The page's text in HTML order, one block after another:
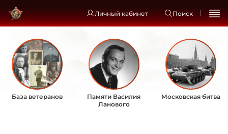
Личный кабинет Поиск
База ветеранов
Памяти Василия
Ланового
Московская битва